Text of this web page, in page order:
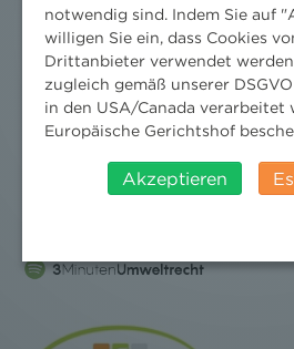
notwendig sind. Indem Sie auf
willigen Sie ein, dass Cookies
Drittanbieter verwendet
zugleich gemäß unserer
in den USA/Canada verarbeitet
Europäische Gerichtshof
insbesondere das Risiko, dass
Behörden, zu Kontroll- und zu
Überwachungszwecken,
werden können. Zudem finden
Weitere Infomationen finden Sie
Akzeptieren